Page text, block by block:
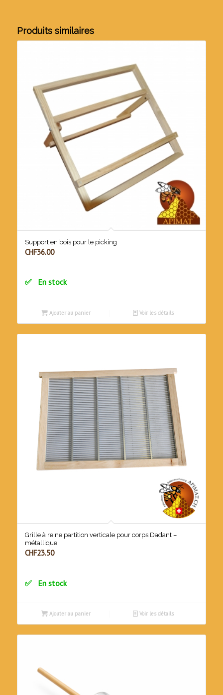
Produits similaires
Support en bois pour le picking
CHF36.00
En stock
Ajouter au panier Voir les détails
Grille à reine partition verticale pour corps Dadant –
métallique
CHF23.50
En stock
Ajouter au panier Voir les détails